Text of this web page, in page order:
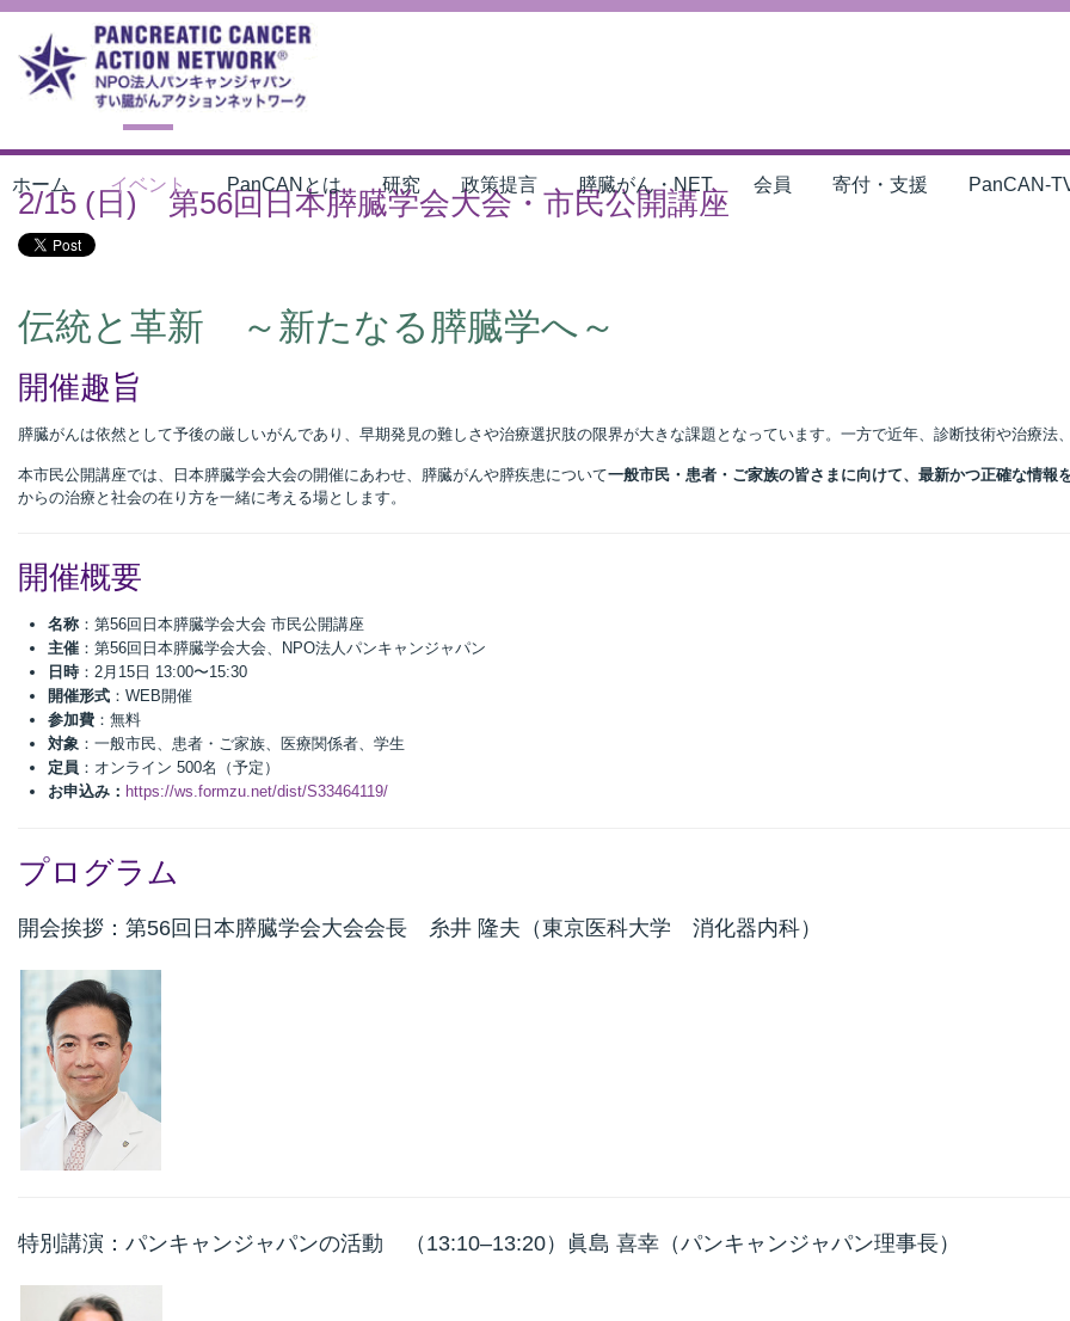
ホーム イベント PanCANとは 研究 政策提言 膵臓がん・NET 会員 寄付・支援 PanCAN-
2/15 (日) 第56回日本膵臓学会大会・市民公開講座
伝統と革新 ～新たなる膵臓学へ～
開催趣旨
膵臓がんは依然として予後の厳しいがんであり、早期発見の難しさや治療選択肢の限界が大きな課題となっています。一方で近年、診断技術や治療
本市民公開講座では、日本膵臓学会大会の開催にあわせ、膵臓がんや膵疾患について一般市民・患者・ご家族の皆さまに向けて、最新かつ正確な情報
からの治療と社会の在り方を一緒に考える場とします。
開催概要
名称 ：第56回日本膵臓学会大会 市民公開講座
主催 ：第56回日本膵臓学会大会、NPO法人パンキャンジャパン
日時 ：2月15日 13:00〜15:30
開催形式 ：WEB開催
参加費 ：無料
対象 ：一般市民、患者・ご家族、医療関係者、学生
定員 ：オンライン 500名（予定）
お申込み： https://ws.formzu.net/dist/S33464119/
プログラム
開会挨拶：第56回日本膵臓学会大会会長 糸井 隆夫（東京医科大学 消化器内科）
特別講演：パンキャンジャパンの活動 （13:10–13:20）眞島 喜幸（パンキャンジャパン理事長）